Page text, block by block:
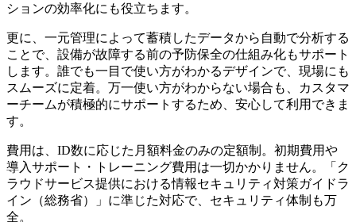
ションの効率化にも役立ちます。
更に、一元管理によって蓄積したデータから自動で分析する
ことで、設備が故障する前の予防保全の仕組み化もサポート
します。誰でも一目で使い方がわかるデザインで、現場にも
スムーズに定着。万一使い方がわからない場合も、カスタマ
ーチームが積極的にサポートするため、安心して利用できま
す。
費用は、ID数に応じた月額料金のみの定額制。初期費用や
導入サポート・トレーニング費用は一切かかりません。「ク
ラウドサービス提供における情報セキュリティ対策ガイドラ
イン（総務省）」に準じた対応で、セキュリティ体制も万
全。